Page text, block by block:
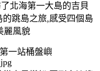
北海第一大島的吉貝
跳島之旅,感受四個島
麗風貌
一站桶盤嶼